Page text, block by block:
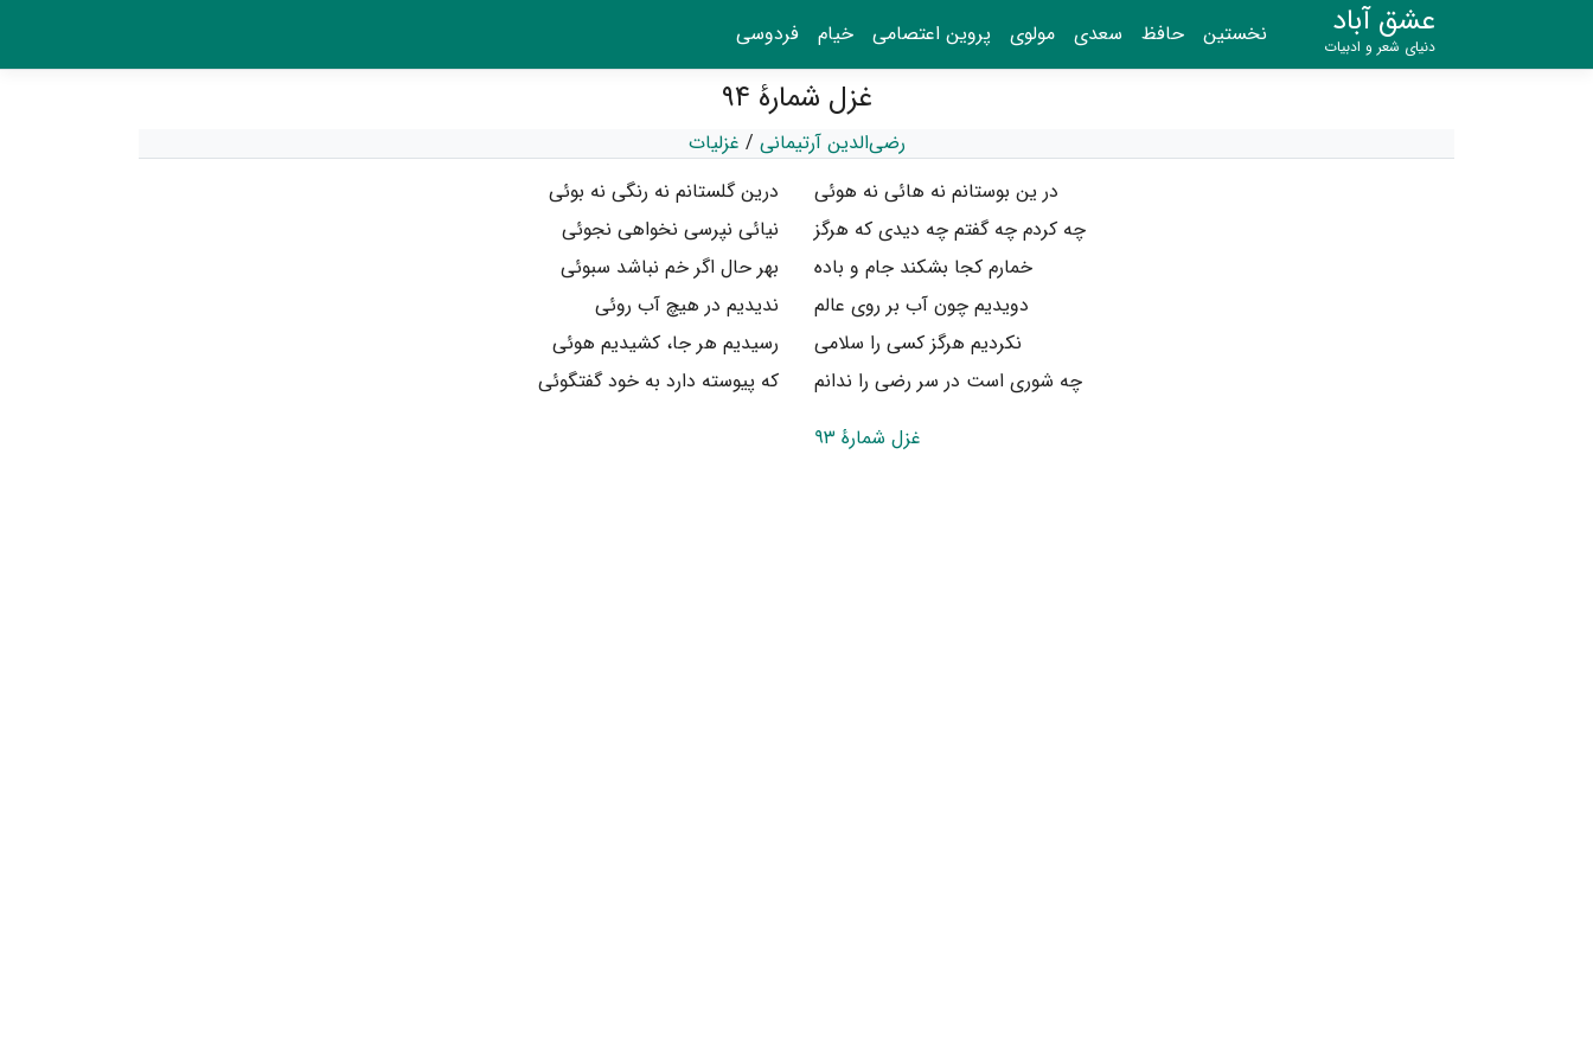
عشق آباد
دنیای شعر و ادبیات نخستین حافظ سعدی مولوی پروین اعتصامی خیام فردوسی
غزل شمارهٔ ۹۴
رضی‌الدین آرتیمانی / غزلیات
در ین بوستانم نه هائی نه هوئی
درین گلستانم نه رنگی نه بوئی
چه کردم چه گفتم چه دیدی که هرگز
نیائی نپرسی نخواهی نجوئی
خمارم کجا بشکند جام و باده
بهر حال اگر خم نباشد سبوئی
دویدیم چون آب بر روی عالم
ندیدیم در هیچ آب رو‌ئی
نکردیم هرگز کسی را سلامی
رسیدیم هر جا، کشیدیم هوئی
چه شوری است در سر رضی را ندانم
که پیوسته دارد به خود گفتگوئی
غزل شمارهٔ ۹۳